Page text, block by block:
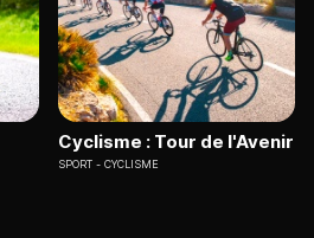
Cyclisme : Tour de l'Avenir
SPORT CYCLISME